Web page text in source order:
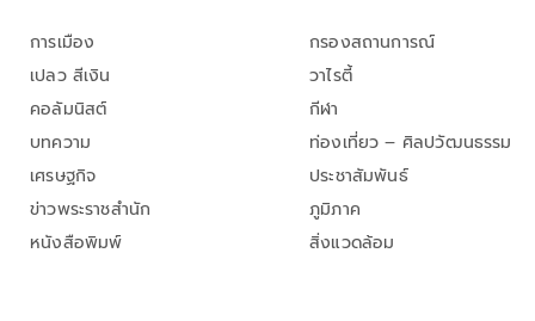
การเมือง
เปลว สีเงิน
คอลัมนิสต์
บทความ
เศรษฐกิจ
ข่าวพระราชสำนัก
หนังสือพิมพ์
กรองสถานการณ์
วาไรตี้
กีฬา
ท่องเที่ยว – ศิลปวัฒนธรรม
ประชาสัมพันธ์
ภูมิภาค
สิ่งแวดล้อม